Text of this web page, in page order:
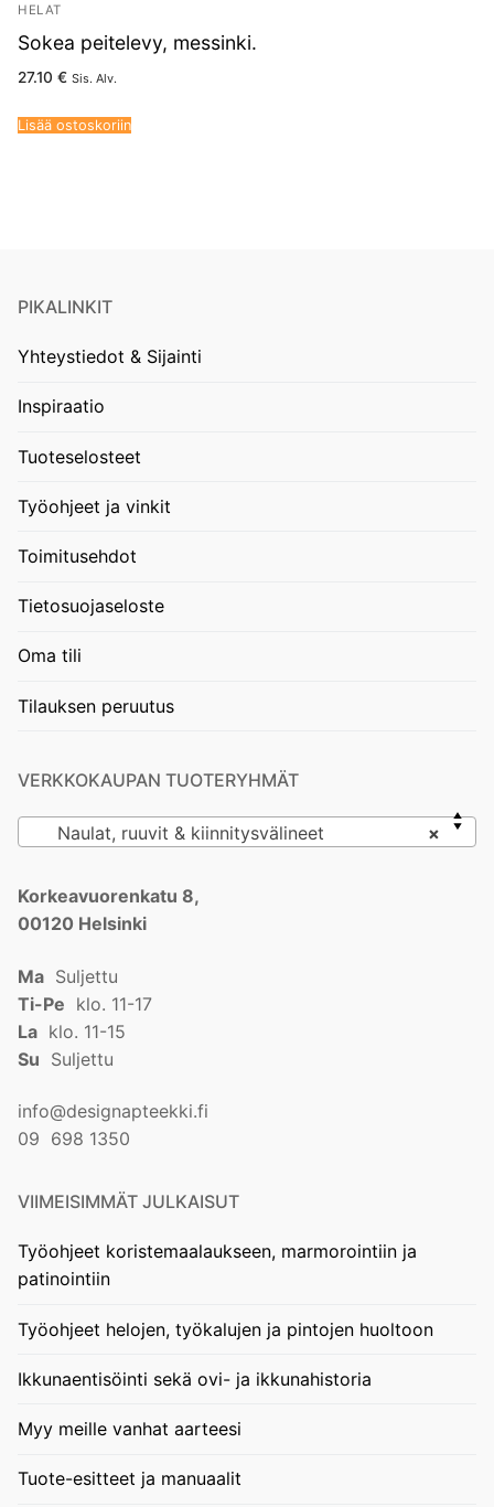
HELAT
Sokea peitelevy, messinki.
27.10 € Sis. Alv.
Lisää ostoskoriin
PIKALINKIT
Yhteystiedot & Sijainti
Inspiraatio
Tuoteselosteet
Työohjeet ja vinkit
Toimitusehdot
Tietosuojaseloste
Oma tili
Tilauksen peruutus
VERKKOKAUPAN TUOTERYHMÄT
×
Naulat, ruuvit & kiinnitysvälineet
Korkeavuorenkatu 8,
00120 Helsinki
Ma Suljettu
Ti-Pe klo. 11-17
La klo. 11-15
Su Suljettu
info@designapteekki.fi
09 698 1350
VIIMEISIMMÄT JULKAISUT
Työohjeet koristemaalaukseen, marmorointiin ja
patinointiin
Työohjeet helojen, työkalujen ja pintojen huoltoon
Ikkunaentisöinti sekä ovi- ja ikkunahistoria
Myy meille vanhat aarteesi
Tuote-esitteet ja manuaalit